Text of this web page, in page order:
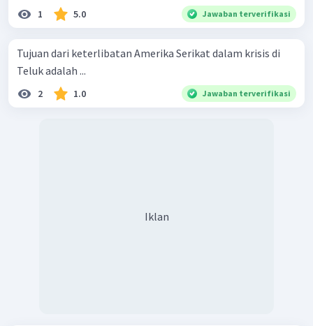
1 5.0 Jawaban terverifikasi
Tujuan dari keterlibatan Amerika Serikat dalam krisis di
Teluk adalah ...
2 1.0 Jawaban terverifikasi
Iklan